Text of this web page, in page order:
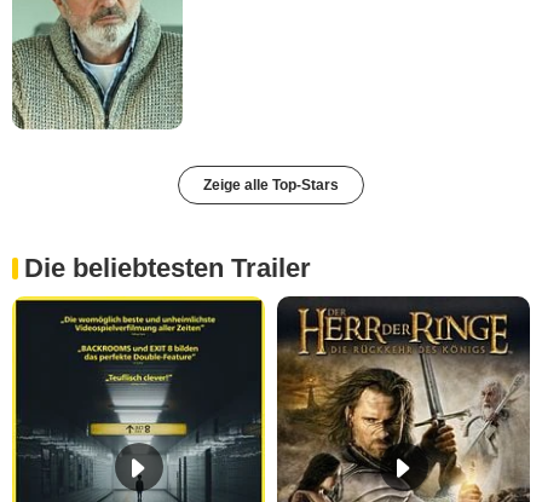
Zeige alle Top-Stars
Die beliebtesten Trailer